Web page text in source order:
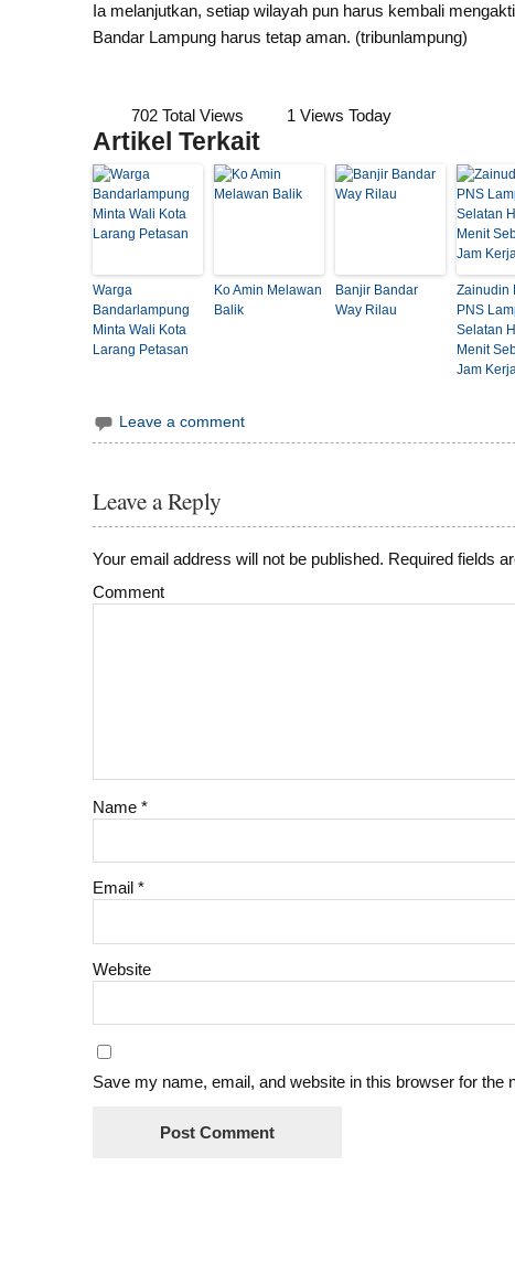
Ia melanjutkan, setiap wilayah pun harus kembali
Bandar Lampung harus tetap aman. (tribunlampung)
702 Total Views 1 Views Today
Artikel Terkait
Warga
Bandarlampung
Minta Wali Kota
Larang Petasan
Ko Amin Melawan
Balik
Banjir Bandar
Way Rilau
Zainudin
PNS
Selatan
Menit
Jam
Leave a comment
Leave a Reply
Your email address will not be published. Required fields
Comment
Name*
Email*
Website
Save my name, email, and website in this browser for the